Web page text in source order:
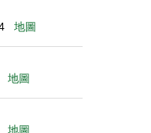
地圖
地圖
地圖